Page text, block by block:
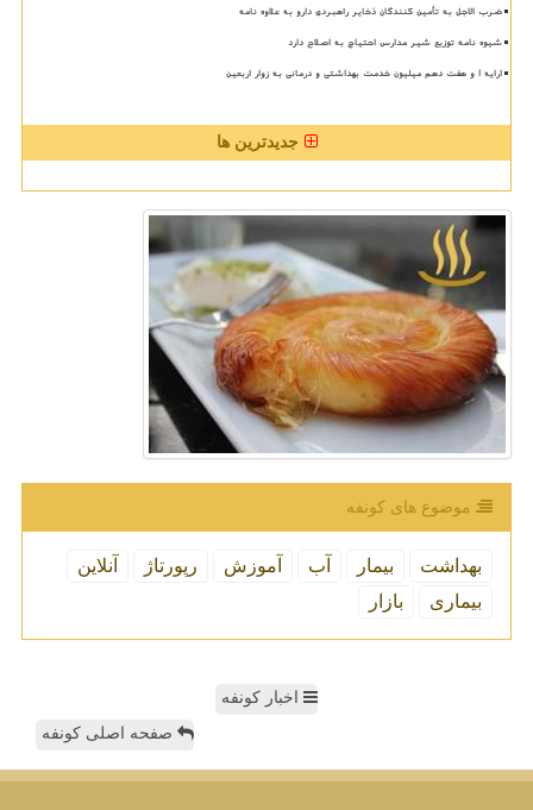
ضرب الاجل به تأمین کنندگان ذخایر راهبردی دارو به علاوه نامه
شیوه نامه توزیع شیر مدارس احتیاج به اصلاح دارد
ارایه ۱ و هفت دهم میلیون خدمت بهداشتی و درمانی به زوار اربعین
جدیدترین ها
موضوع های كونفه
بهداشت بیمار آب آموزش رپورتاژ
آنلاین
بیماری
بازار
اخبار کونفه
صفحه اصلی کونفه